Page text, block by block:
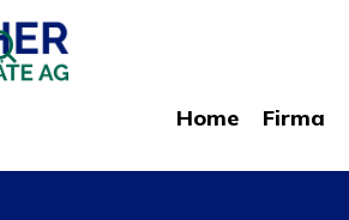
Home Firma